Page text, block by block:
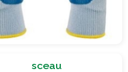
sceau